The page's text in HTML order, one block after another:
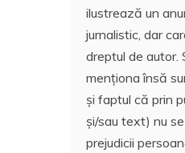
ilustrează un
jurnalistic, dar
dreptul de autor.
menționa însă
și faptul că prin
și/sau text) nu
prejudicii